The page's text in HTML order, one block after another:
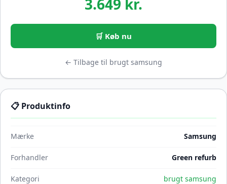
🛒 Køb nu
← Tilbage til brugt samsung
📋 Produktinfo
Mærke Samsung
Forhandler Green refurb
Kategori brugt samsung